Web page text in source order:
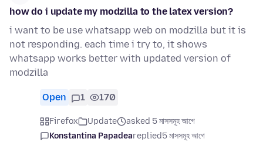
how do i update my modzilla to the latex version?
i want to be use whatsapp web on modzilla but it is
not responding. each time i try to, it shows
whatsapp works better with updated version of
modzilla
Open 1 170
Firefox Update
asked 5 মাসসমূহ আগে
Konstantina Papadeareplied5 মাসসমূহ আগে